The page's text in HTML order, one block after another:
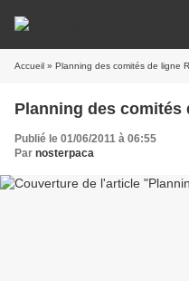
Accueil » Planning des comités de ligne
Planning des comités
Publié le 01/06/2011 à 06:55
Par nosterpaca